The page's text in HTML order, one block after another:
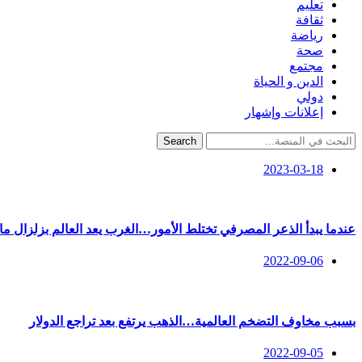
تعليم
ثقافة
رياضة
صحة
مجتمع
الدين و الحياة
دولي
إعلانات وإشهار
Search
2023-03-18
عندما يبدأ الذعر المصرفي تختلط الأمور…الغرب يعد العالم بزلزال
2022-09-06
بسبب مخاوف التضخم العالمية…الذهب يرتفع بعد تراجع الدولار
2022-09-05